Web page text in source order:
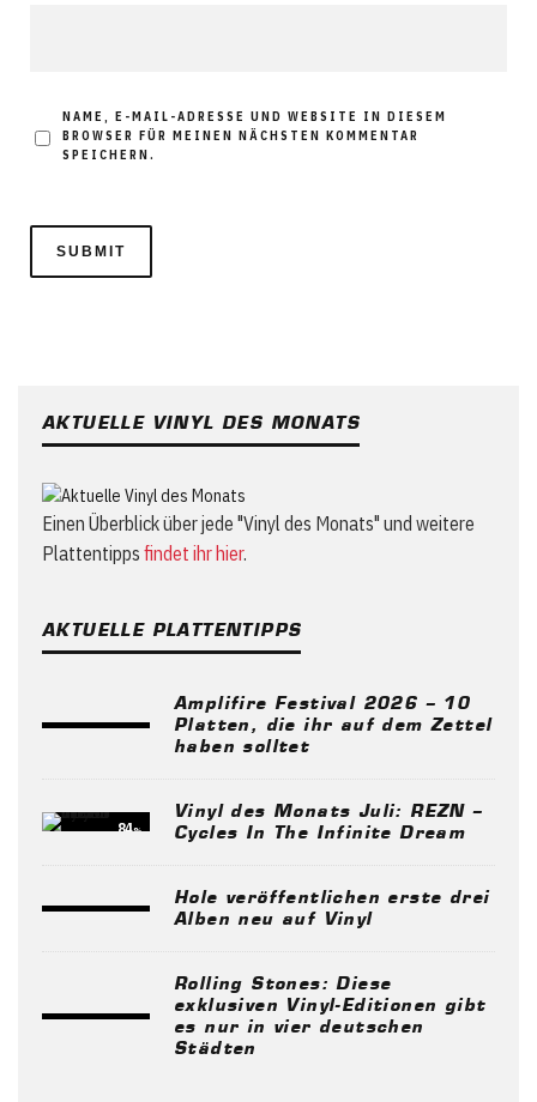
NAME, E-MAIL-ADRESSE UND WEBSITE IN DIESEM
BROWSER FÜR MEINEN NÄCHSTEN KOMMENTAR
SPEICHERN.
AKTUELLE VINYL DES MONATS
Einen Überblick über jede "Vinyl des Monats" und weitere
Plattentipps findet ihr hier.
AKTUELLE PLATTENTIPPS
Amplifire Festival 2026 – 10
Platten, die ihr auf dem Zettel
haben solltet
84%
Vinyl des Monats Juli: REZN –
Cycles In The Infinite Dream
Hole veröffentlichen erste drei
Alben neu auf Vinyl
Rolling Stones: Diese
exklusiven Vinyl-Editionen gibt
es nur in vier deutschen
Städten